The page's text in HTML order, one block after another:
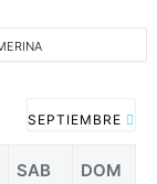
SEPTIEMBRE
SAB DOM